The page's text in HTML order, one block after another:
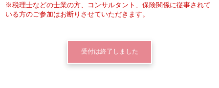
※税理士などの士業の方、コンサルタント、保険関係に従事されて
いる方のご参加はお断りさせていただきます。
受付は終了しました